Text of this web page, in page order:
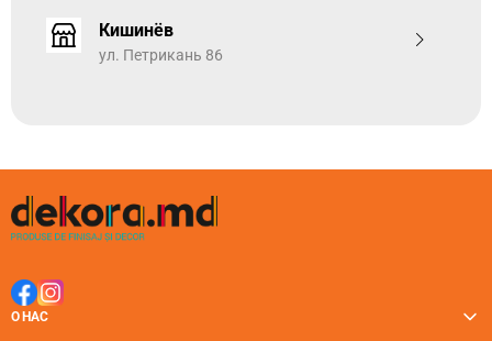
Кишинёв
ул. Петрикань 86
О НАС